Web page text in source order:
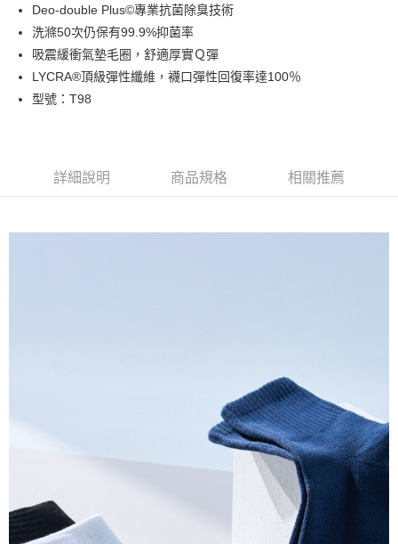
ATM付款
運送方式
每筆NT$100，滿NT$888(含以上)免運費
每筆NT$150，滿NT$888(含以上)免運費
查看運費
Deo-double Plus©專業抗菌除臭技術
洗滌50次仍保有99.9%抑菌率
吸震緩衝氣墊毛圈，舒適厚實Ｑ彈
LYCRA®頂級彈性纖維，襪口彈性回復率達100％
型號：T98
詳細說明 商品規格 相關推薦